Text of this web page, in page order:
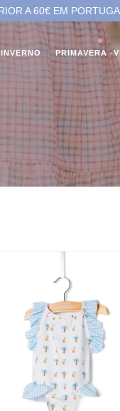
EM PORTUGAL.
PRIMAVERA -